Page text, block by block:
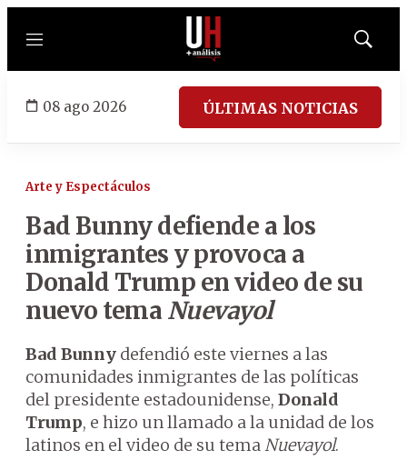
Menú
Mostrar
08 ago 2026 ÚLTIMAS NOTICIAS
Arte y Espectáculos
Bad Bunny defiende a los
inmigrantes y provoca a
Donald Trump en video de su
nuevo tema Nuevayol
Bad Bunny defendió este viernes a las
comunidades inmigrantes de las políticas
del presidente estadounidense, Donald
Trump, e hizo un llamado a la unidad de los
latinos en el video de su temaNuevayol.